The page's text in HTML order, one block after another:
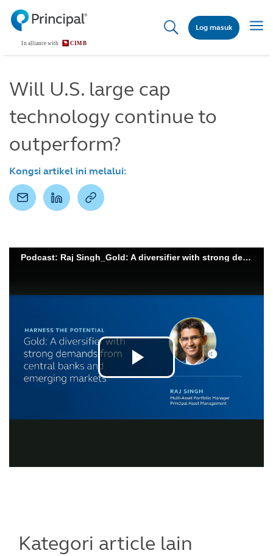
Skip
main
content
Log masuk
Will U.S. large cap
technology continue to
outperform?
Kongsi artikel ini melalui:
Kategori article lain